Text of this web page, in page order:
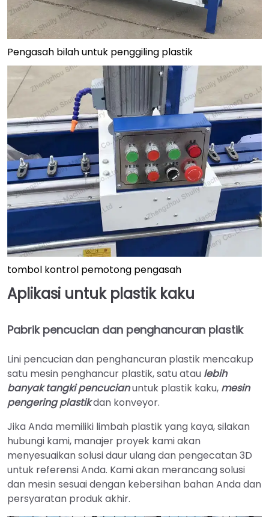
Pengasah bilah untuk penggiling plastik
tombol kontrol pemotong pengasah
Aplikasi untuk plastik kaku
Pabrik pencucian dan penghancuran plastik
Lini pencucian dan penghancuran plastik mencakup
satu mesin penghancur plastik, satu atau lebih
banyak tangki pencucianuntuk plastik kaku, mesin
pengering plastikdan konveyor.
Jika Anda memiliki limbah plastik yang kaya, silakan
hubungi kami, manajer proyek kami akan
menyesuaikan solusi daur ulang dan pengecatan 3D
untuk referensi Anda. Kami akan merancang solusi
dan mesin sesuai dengan kebersihan bahan Anda dan
persyaratan produk akhir.